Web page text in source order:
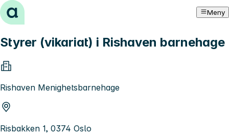
Hopp til innhold Meny
Styrer (vikariat) i Rishaven barnehage
Rishaven Menighetsbarnehage
Risbakken 1, 0374 Oslo